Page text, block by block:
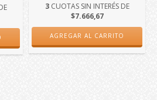
3 CUOTAS SIN INTERÉS DE
$7.666,67